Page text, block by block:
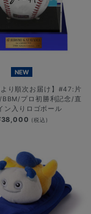
NEW
より順次お届け】#47:片
BBM/プロ初勝利記念/直
ン入りロゴボール
(税込)